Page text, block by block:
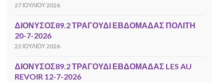
27 ΙΟΥΛΊΟΥ 2026
ΔΙΟΝΥΣΟΣ89.2 ΤΡΑΓΟΥΔΙ ΕΒΔΟΜΑΔΑΣ ΠΟΛΙΤΗ
20-7-2026
22 ΙΟΥΛΊΟΥ 2026
ΔΙΟΝΥΣΟΣ89.2 ΤΡΑΓΟΥΔΙ ΕΒΔΟΜΑΔΑΣ LES AU
REVOIR 12-7-2026